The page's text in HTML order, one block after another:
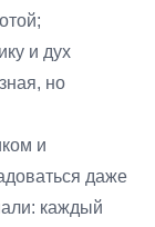
и дух
но
и
даже
каждый